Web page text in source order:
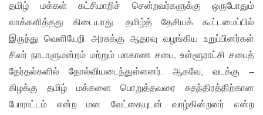
தமிழ் மக்கள் கட்சிமாறிச் சென்றவர்களுக்கு ஒருபோதும்
வாக்களித்தது கிடையாது. தமிழ்த் தேசியக் கூட்டமைப்பில்
இருந்து வெளியேறி அரசுக்கு ஆதரவு வழங்கிய உறுப்பினர்கள்
சிலர் நாடாளுமன்றம் மற்றும் மாகாண சபை, உள்ளூராட்சி சபைத்
தேர்தல்களில் தோல்வியடைந்துள்ளனர். ஆகவே, வடக்கு –
கிழக்கு தமிழ் மக்களை பொறுத்தவரை சுதந்திரத்திற்கான
போராட்டம் என்ற மன வேட்கையுடன் வாழ்கின்றனர் என்ற